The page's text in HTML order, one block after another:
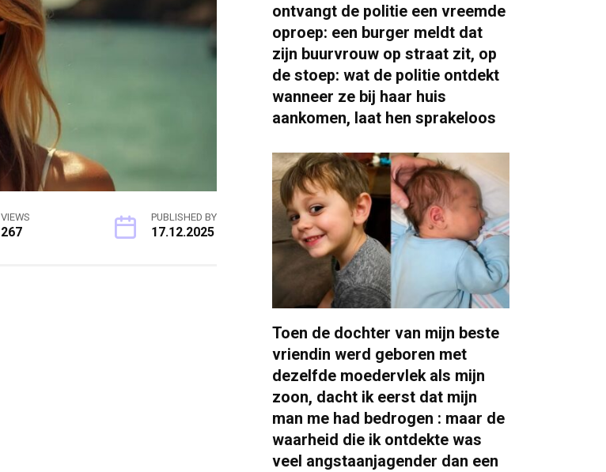
VIEWS
267
PUBLISHED BY
17.12.2025
ontvangt de politie een vreemde
oproep: een burger meldt dat
zijn buurvrouw op straat zit, op
de stoep: wat de politie ontdekt
wanneer ze bij haar huis
aankomen, laat hen sprakeloos
Toen de dochter van mijn beste
vriendin werd geboren met
dezelfde moedervlek als mijn
zoon, dacht ik eerst dat mijn
man me had bedrogen : maar de
waarheid die ik ontdekte was
veel angstaanjagender dan een